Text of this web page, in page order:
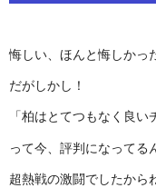
悔しい、ほんと悔しかっ
だがしかし！
「柏はとてつもなく良い
って今、評判になってる
超熱戦の激闘でしたから